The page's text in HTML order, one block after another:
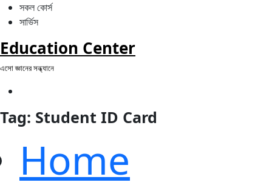
সকল কোর্স
সার্ভিস
Education Center
এসো জ্ঞানের সন্ধ্যানে
Tag: Student ID Card
Home